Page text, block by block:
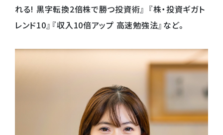
れる! 黒字転換2倍株で勝つ投資術』 『株・投資ギガト
レンド10』『収入10倍アップ 高速勉強法』など。